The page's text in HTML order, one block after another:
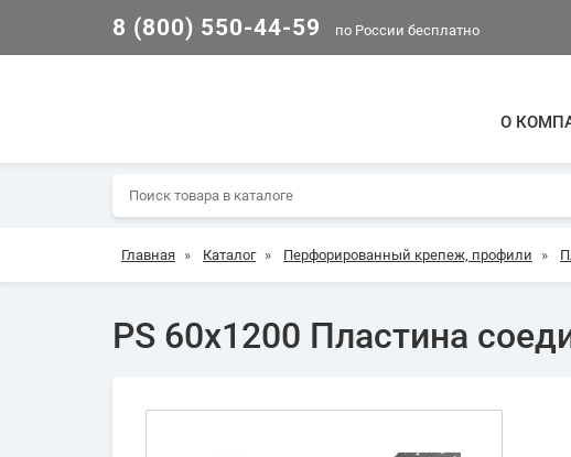
8 (800) 550-44-59 по России бесплатно
О
Главная » Каталог » Перфорированный крепеж, профили »
PS 60х1200 Пластина